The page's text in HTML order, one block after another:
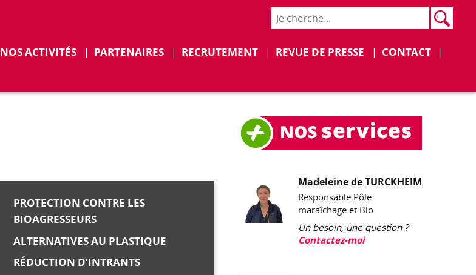
NOS ACTIVITÉS Déplier
PARTENAIRES RECRUTEMENT Déplier
REVUE DE PRESSE Déplier
CONTACT
PROTECTION CONTRE LES
BIOAGRESSEURS
ALTERNATIVES AU PLASTIQUE
RÉDUCTION D’INTRANTS
Madeleine de TURCKHEIM
Responsable Pôle
maraîchage et Bio
Un besoin, une question ?
Contactez-moi